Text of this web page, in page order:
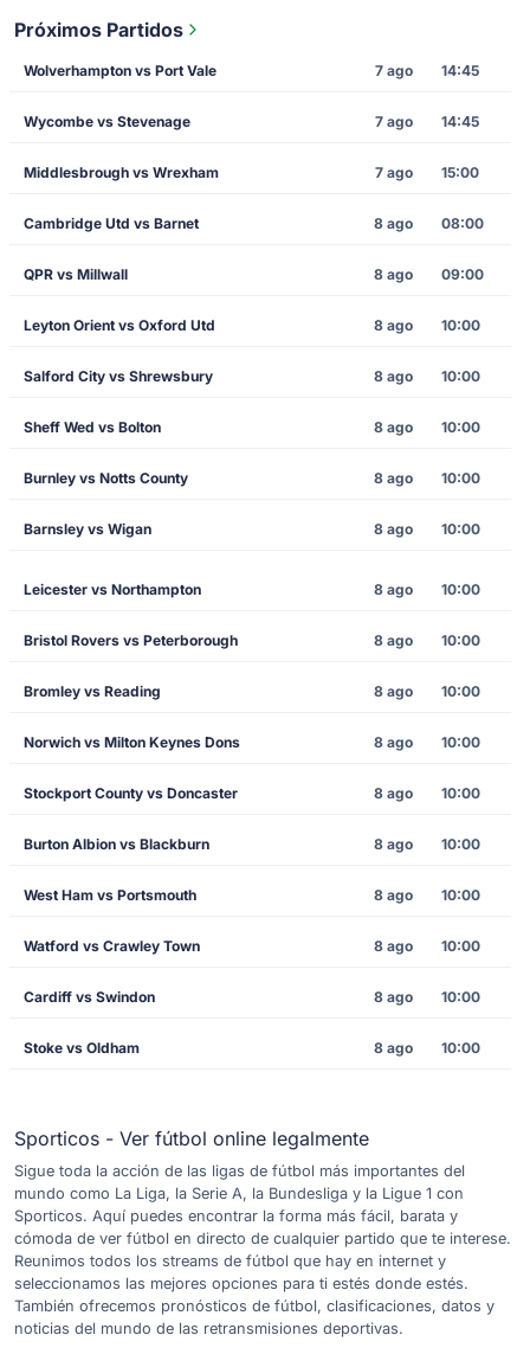
Próximos Partidos
Wolverhampton vs Port Vale 7 ago 14:45
Wycombe vs Stevenage 7 ago 14:45
Middlesbrough vs Wrexham 7 ago 15:00
Cambridge Utd vs Barnet 8 ago 08:00
QPR vs Millwall 8 ago 09:00
Leyton Orient vs Oxford Utd 8 ago 10:00
Salford City vs Shrewsbury 8 ago 10:00
Sheff Wed vs Bolton 8 ago 10:00
Burnley vs Notts County 8 ago 10:00
Barnsley vs Wigan 8 ago 10:00
Leicester vs Northampton 8 ago 10:00
Bristol Rovers vs Peterborough 8 ago 10:00
Bromley vs Reading 8 ago 10:00
Norwich vs Milton Keynes Dons 8 ago 10:00
Stockport County vs Doncaster 8 ago 10:00
Burton Albion vs Blackburn 8 ago 10:00
West Ham vs Portsmouth 8 ago 10:00
Watford vs Crawley Town 8 ago 10:00
Cardiff vs Swindon 8 ago 10:00
Stoke vs Oldham 8 ago 10:00
Sporticos - Ver fútbol online legalmente
Sigue toda la acción de las ligas de fútbol más importantes del
mundo como La Liga, la Serie A, la Bundesliga y la Ligue 1 con
Sporticos. Aquí puedes encontrar la forma más fácil, barata y
cómoda de ver fútbol en directo de cualquier partido que te interese.
Reunimos todos los streams de fútbol que hay en internet y
seleccionamos las mejores opciones para ti estés donde estés.
También ofrecemos pronósticos de fútbol, clasificaciones, datos y
noticias del mundo de las retransmisiones deportivas.